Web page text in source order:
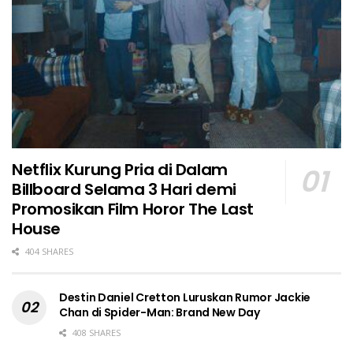
Netflix Kurung Pria di Dalam
Billboard Selama 3 Hari demi
Promosikan Film Horor The Last
House
404 SHARES
Destin Daniel Cretton Luruskan Rumor Jackie
Chan di Spider-Man: Brand New Day
408 SHARES